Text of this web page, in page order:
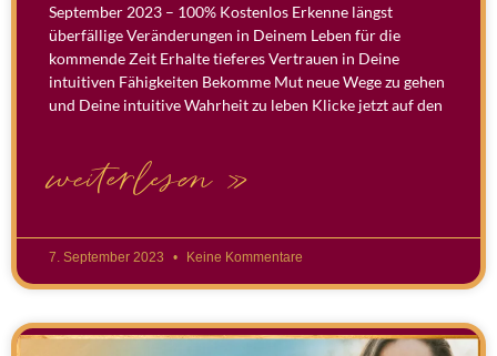
September 2023 – 100% Kostenlos Erkenne längst
überfällige Veränderungen in Deinem Leben für die
kommende Zeit Erhalte tieferes Vertrauen in Deine
intuitiven Fähigkeiten Bekomme Mut neue Wege zu gehen
und Deine intuitive Wahrheit zu leben Klicke jetzt auf den
weiterlesen »
7. September 2023 Keine Kommentare